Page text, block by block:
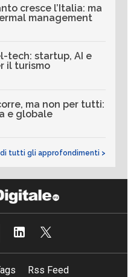
cresce l’Italia: ma
management
tech: startup, AI e
il turismo
ma non per tutti:
e globale
tutti gli approfondimenti >
Rss Feed